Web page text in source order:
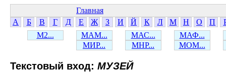
Главная
А
Б В Г Д Е Ж З И Й К Л М Н О П
М2...
МАМ... МАС...
МАФ...
МИР...
МНР... МОМ...
Текстовый вход: МУЗЕЙ